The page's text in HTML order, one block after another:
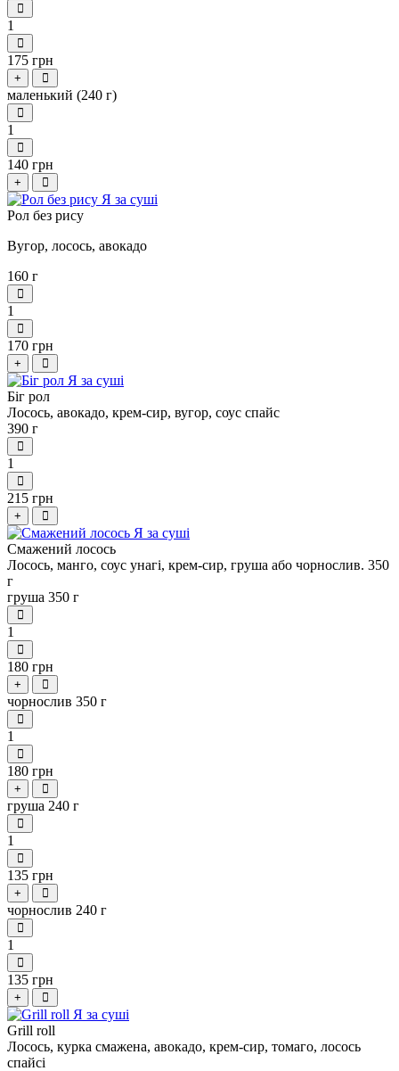
1
175 грн
+
маленький (240 г)
1
140 грн
+
Рол без рису
Вугор, лосось, авокадо
160 г
1
170 грн
+
Біг рол
Лосось, авокадо, крем-сир, вугор, соус спайс
390 г
1
215 грн
+
Смажений лосось
Лосось, манго, соус унагі, крем-сир, груша або чорнослив. 350
г
груша 350 г
1
180 грн
+
чорнослив 350 г
1
180 грн
+
груша 240 г
1
135 грн
+
чорнослив 240 г
1
135 грн
+
Grill roll
Лосось, курка смажена, авокадо, крем-сир, томаго, лосось
спайсі